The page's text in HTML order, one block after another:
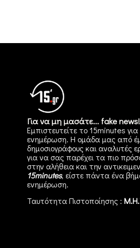
Για να μη μασάτε... fake news!
Εμπιστευτείτε το 15minutes
ενημέρωση. Η ομάδα μας από
δημοσιογράφους και αναλυτές
για να σας παρέχει τα πιο
στην αλήθεια και την
15minutes, είστε πάντα ένα
ενημέρωση.
Ταυτότητα Πιστοποίησης :